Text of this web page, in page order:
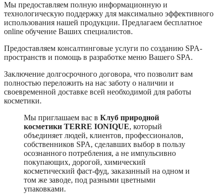
Мы предоставляем полную информационную и
технологическую поддержку для максимально эффективного
использования нашей продукции. Предлагаем бесплатное
online обучение Ваших специалистов.
Предоставляем консалтинговые услуги по созданию SPA-
пространств и помощь в разработке меню Вашего SPA.
Заключение долгосрочного договора, что позволит вам
полностью переложить на нас заботу о наличии и
своевременной доставке всей необходимой для работы
косметики.
Мы приглашаем вас в Клуб природной
косметики TERRE IONIQUE, который
объединяет людей, клиентов, профессионалов,
собственников SPA, сделавших выбор в пользу
осознанного потребления, а не импульсивно
покупающих, дорогой, химический
косметический фаст-фуд, заказанный на одном и
том же заводе, под разными цветными
упаковками.